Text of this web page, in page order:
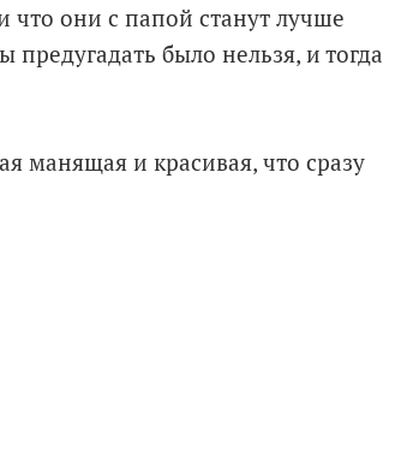
они с папой станут лучше
было нельзя, и тогда
манящая и красивая, что сразу